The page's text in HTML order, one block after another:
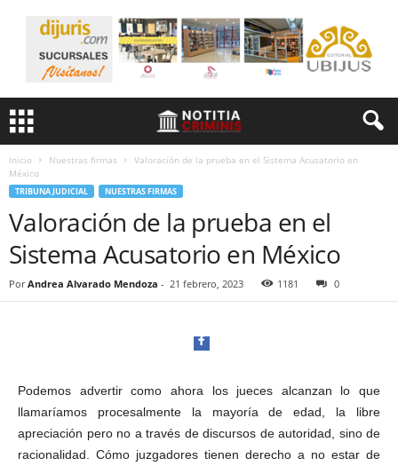
Inicio Nuestras firmas
Valoración de la prueba en el Sistema Acusatorio en
México
TRIBUNA JUDICIAL NUESTRAS FIRMAS
Valoración de la prueba en el
Sistema Acusatorio en México
Por Andrea Alvarado Mendoza - 21 febrero, 2023 1181 0
Facebook
Podemos advertir como ahora los jueces alcanzan lo que
llamaríamos procesalmente la mayoría de edad, la libre
apreciación pero no a través de discursos de autoridad, sino de
racionalidad. Cómo juzgadores tienen derecho a no estar de